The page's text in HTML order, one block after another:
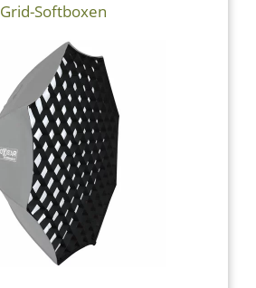
Grid-Softboxen